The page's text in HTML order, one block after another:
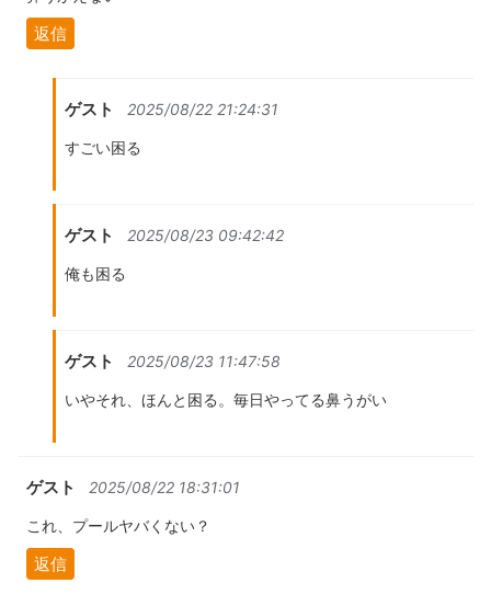
返信
ゲスト 2025/08/22 21:24:31
すごい困る
ゲスト 2025/08/23 09:42:42
俺も困る
ゲスト 2025/08/23 11:47:58
いやそれ、ほんと困る。毎日やってる鼻うがい
ゲスト 2025/08/22 18:31:01
これ、プールヤバくない？
返信